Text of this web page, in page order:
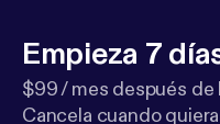
Empieza 7
$99 / mes después de
Cancela cuando